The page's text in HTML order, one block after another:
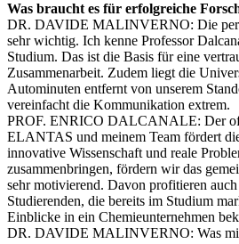
Was braucht es für erfolgreiche
DR. DAVIDE MALINVERNO: Die
sehr wichtig. Ich kenne Professor
Studium. Das ist die Basis für eine
Zusammenarbeit. Zudem liegt die
Autominuten entfernt von unserem
vereinfacht die Kommunikation extrem.
PROF. ENRICO DALCANALE: Der
ELANTAS und meinem Team fördert
innovative Wissenschaft und reale
zusammenbringen, fördern wir das
sehr motivierend. Davon profitieren
Studierenden, die bereits im Studium
Einblicke in ein Chemieunternehmen
DR. DAVIDE MALINVERNO: Was